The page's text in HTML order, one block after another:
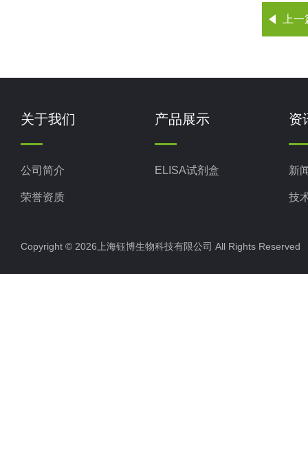
上
关于我们
公司简介
荣誉资质
产品展示
ELISA试剂盒
资
新
技
Copyright © 2026上海钰博生物科技有限公司 All Rights